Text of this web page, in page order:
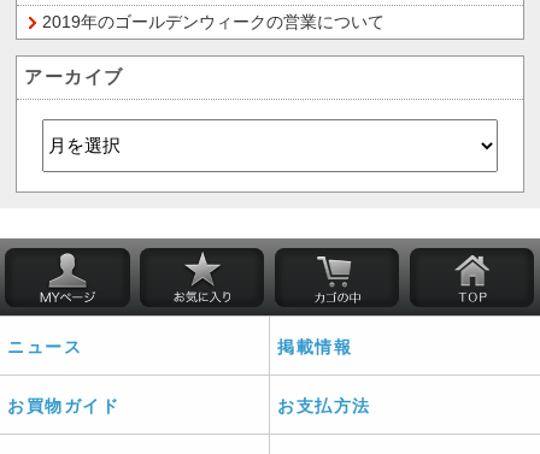
2019年のゴールデンウィークの営業について
アーカイブ
ニュース 掲載情報
お買物ガイド お支払方法